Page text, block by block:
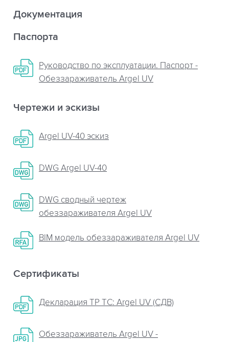
Документация
Паспорта
Руководство по эксплуатации. Паспорт -
Обеззараживатель Argel UV
Чертежи и эскизы
Argel UV-40 эскиз
DWG Argel UV-40
DWG сводный чертеж
обеззараживателя Argel UV
BIM модель обеззараживателя Argel UV
Сертификаты
Декларация ТР ТС: Argel UV (СДВ)
Обеззараживатель Argel UV -